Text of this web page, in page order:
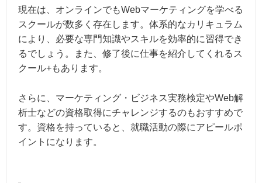
現在は、オンラインでもWebマーケティングを学べる
スクールが数多く存在します。体系的なカリキュラム
により、必要な専門知識やスキルを効率的に習得でき
るでしょう。また、修了後に仕事を紹介してくれるス
クール+もあります。
さらに、マーケティング・ビジネス実務検定やWeb解
析士などの資格取得にチャレンジするのもおすすめで
す。資格を持っていると、就職活動の際にアピールポ
イントになります。